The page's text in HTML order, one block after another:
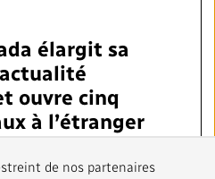
élargit sa
ouvre cinq
à l’étranger
àPékin, Jérusalem,
de nos partenaires